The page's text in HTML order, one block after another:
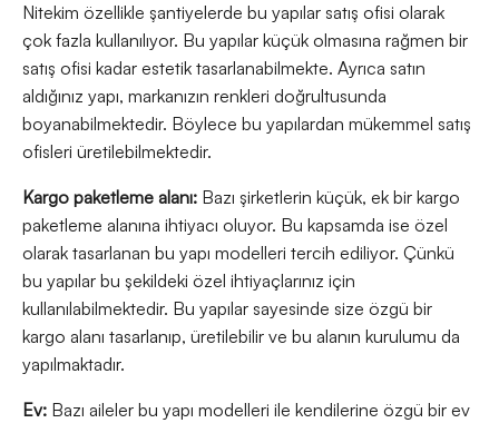
Nitekim özellikle şantiyelerde bu yapılar satış ofisi olarak
çok fazla kullanılıyor. Bu yapılar küçük olmasına rağmen bir
satış ofisi kadar estetik tasarlanabilmekte. Ayrıca satın
aldığınız yapı, markanızın renkleri doğrultusunda
boyanabilmektedir. Böylece bu yapılardan mükemmel satış
ofisleri üretilebilmektedir.
Kargo paketleme alanı: Bazı şirketlerin küçük, ek bir kargo
paketleme alanına ihtiyacı oluyor. Bu kapsamda ise özel
olarak tasarlanan bu yapı modelleri tercih ediliyor. Çünkü
bu yapılar bu şekildeki özel ihtiyaçlarınız için
kullanılabilmektedir. Bu yapılar sayesinde size özgü bir
kargo alanı tasarlanıp, üretilebilir ve bu alanın kurulumu da
yapılmaktadır.
Ev: Bazı aileler bu yapı modelleri ile kendilerine özgü bir ev